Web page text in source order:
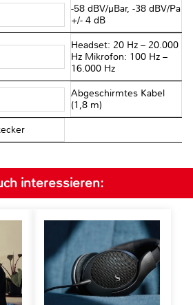
-58 dBV/µBar, -38 dBV/Pa
+/- 4 dB
Headset: 20 Hz – 20.000
Hz Mikrofon: 100 Hz –
16.000 Hz
Abgeschirmtes Kabel
(1,8 m)
interessieren: